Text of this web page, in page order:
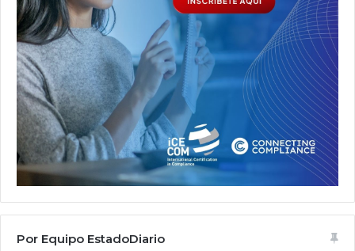
Por Equipo EstadoDiario